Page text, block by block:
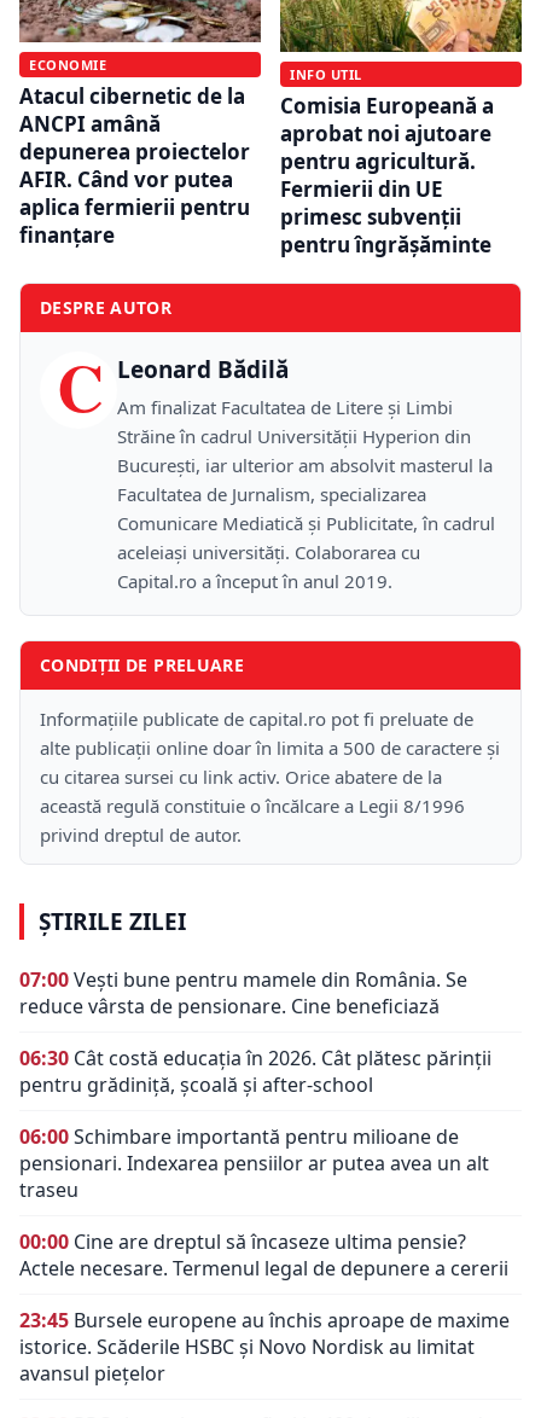
ECONOMIE
Atacul cibernetic de la
ANCPI amână
depunerea proiectelor
AFIR. Când vor putea
aplica fermierii pentru
finanțare
INFO UTIL
Comisia Europeană a
aprobat noi ajutoare
pentru agricultură.
Fermierii din UE
primesc subvenții
pentru îngrășăminte
DESPRE AUTOR
C Leonard Bădilă
Am finalizat Facultatea de Litere și Limbi
Străine în cadrul Universității Hyperion din
București, iar ulterior am absolvit masterul la
Facultatea de Jurnalism, specializarea
Comunicare Mediatică și Publicitate, în cadrul
aceleiași universități. Colaborarea cu
Capital.ro a început în anul 2019.
CONDIȚII DE PRELUARE
Informațiile publicate de capital.ro pot fi preluate de
alte publicații online doar în limita a 500 de caractere și
cu citarea sursei cu link activ. Orice abatere de la
această regulă constituie o încălcare a Legii 8/1996
privind dreptul de autor.
ȘTIRILE ZILEI
07:00Vești bune pentru mamele din România. Se
reduce vârsta de pensionare. Cine beneficiază
06:30 Cât costă educația în 2026. Cât plătesc părinții
pentru grădiniță, școală și after-school
06:00Schimbare importantă pentru milioane de
pensionari. Indexarea pensiilor ar putea avea un alt
traseu
00:00 Cine are dreptul să încaseze ultima pensie?
Actele necesare. Termenul legal de depunere a cererii
23:45 Bursele europene au închis aproape de maxime
istorice. Scăderile HSBC și Novo Nordisk au limitat
avansul piețelor